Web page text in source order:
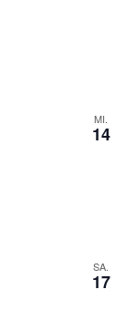
MI.
14
SA.
17